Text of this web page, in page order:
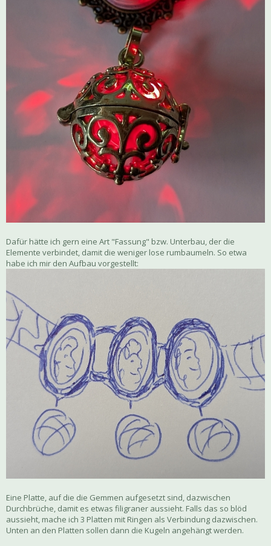
Dafür hätte ich gern eine Art "Fassung" bzw. Unterbau, der die
Elemente verbindet, damit die weniger lose rumbaumeln. So etwa
habe ich mir den Aufbau vorgestellt:
Eine Platte, auf die die Gemmen aufgesetzt sind, dazwischen
Durchbrüche, damit es etwas filigraner aussieht. Falls das so blöd
aussieht, mache ich 3 Platten mit Ringen als Verbindung dazwischen.
Unten an den Platten sollen dann die Kugeln angehängt werden.